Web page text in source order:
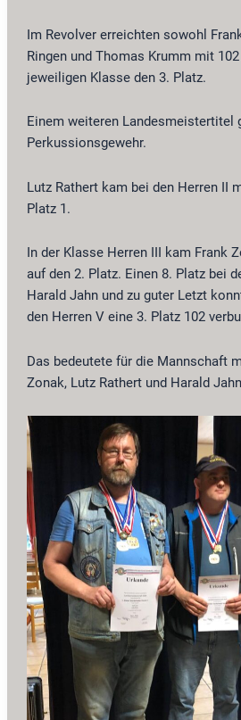
Im Revolver erreichten sowohl
Ringen und Thomas Krumm mit
jeweiligen Klasse den 3. Platz.
Einem weiteren Landesmeistertitel
Perkussionsgewehr.
Lutz Rathert kam bei den Herren II
Platz 1.
In der Klasse Herren III kam Frank
auf den 2. Platz. Einen 8. Platz bei
Harald Jahn und zu guter Letzt
den Herren V eine 3. Platz 102
Das bedeutete für die Mannschaft
Zonak, Lutz Rathert und Harald